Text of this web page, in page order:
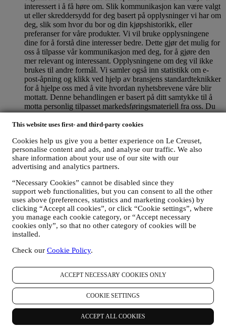
This website uses first- and third-party cookies
Cookies help us give you a better experience on Le Creuset,
personalise content and ads, and analyse our traffic. We also
share information about your use of our site with our
advertising and analytics partners.
“Necessary Cookies” cannot be disabled since they
support web functionalities, but you can consent to all the other
uses above (preferences, statistics and marketing cookies) by
clicking “Accept all cookies”, or click “Cookie settings”, where
you manage each cookie category, or “Accept necessary
cookies only”, so that no other category of cookies will be
installed.
Check our Cookie Policy.
ACCEPT NECESSARY COOKIES ONLY
COOKIE SETTINGS
ACCEPT ALL COOKIES
interessert i å få høre om. Slik kommunikasjon kan være valgt
ut eller skreddersydd for deg basert på opplysninger vi har om
deg, slik som hvor du bor og din kjøpshistorikk, eller
preferanser for våre produkter. Vi vil bruke opplysningene
dine for å forstå dine interesser bedre. Dette gjør det mulig for
oss å tilpasse vår kommunikasjon med deg, for å gjøre den
mer relevant og interessant. Opplysningene om deg vil ikke
brukes til andre formål. Vi samler også inn statistikk om e-
post-åpning og klikk ved hjelp av bransjens standardteknikker
for å hjelpe oss med å vite hvordan nyhetsbrevene våre blir
mottatt. Denne behandlingen er basert på ditt samtykke til å
motta personlig tilpasset markedsføringsmateriell fra oss. Du
velger selv hvilke personlige opplysninger som samles inn,
ved å velge den relevante avmerkingsboksen. Avmelding: Du
ved å klikke på avmeldingsknappen nederst i et nyhetsbrev.
Hvis du foretrekker det, kan du gjøre dette ved å kontakte oss
påprivacy@lecreuset.com. Vi vil behandle avmeldingen din
så snart som mulig, men under visse omstendigheter vil du
kunne motta flere meldinger før avmeldingen er
ferdigbehandlet.
Merk deg at vi ikke selger eller gir dine
kontaktopplysninger og andre personopplysninger videre til
andre selskaper for deres markedsføringsformål.
RE-TARGETING / SKREDDERSYING AV TILBUD OG
FORBEDRING AV KUNDEOPPLEVELSEN
Vi vil gjerne bruke opplysningene dine til å skreddersy
gi deg en personlig tilpasset kundeopplevelse hos Le Creuset.
eksempel ved å finne ut hvilke produkter du har sett mest på,
din interaksjon med oss på sosiale medier, hvilke sider på
nettstedet vårt du besøker og hvilket innhold blant tilbudene
våre du leser. Vi gjør dette hovedsakelig gjennom
informasjonskapsler og tilsvarende teknologi. Vi vil bruke
disse opplysningene til å administrere vår annonsering på
andre nettsteder, gi tilgang til spesifikt innhold, skreddersy